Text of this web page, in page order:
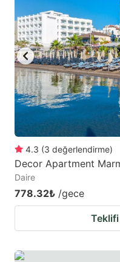
4.3 (3 değerlendirme)
Decor Apartment
Daire
778.32₺ /gece